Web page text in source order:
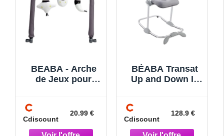
BEABA - Arche
de Jeux pour
Cdiscount
20.99 €
BÉABA Transat
Up and Down III
dInclinaison 4
Hauteurs Harnais
Sécurité
Cdiscount
128.9 €